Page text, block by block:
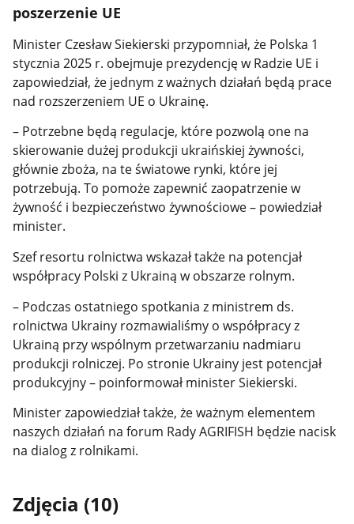
poszerzenie UE
Minister Czesław Siekierski przypomniał, że Polska 1
stycznia 2025 r. obejmuje prezydencję w Radzie UE i
zapowiedział, że jednym z ważnych działań będą prace
nad rozszerzeniem UE o Ukrainę.
– Potrzebne będą regulacje, które pozwolą one na
skierowanie dużej produkcji ukraińskiej żywności,
głównie zboża, na te światowe rynki, które jej
potrzebują. To pomoże zapewnić zaopatrzenie w
żywność i bezpieczeństwo żywnościowe – powiedział
minister.
Szef resortu rolnictwa wskazał także na potencjał
współpracy Polski z Ukrainą w obszarze rolnym.
– Podczas ostatniego spotkania z ministrem ds.
rolnictwa Ukrainy rozmawialiśmy o współpracy z
Ukrainą przy wspólnym przetwarzaniu nadmiaru
produkcji rolniczej. Po stronie Ukrainy jest potencjał
produkcyjny – poinformował minister Siekierski.
Minister zapowiedział także, że ważnym elementem
naszych działań na forum Rady AGRIFISH będzie nacisk
na dialog z rolnikami.
Zdjęcia (10)